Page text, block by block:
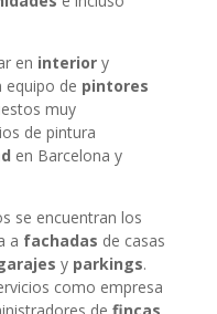
en interiory
equipo de pintores
muy
de pintura
en Barcelona y
se encuentran los
a fachadas de casas
y parkings.
como empresa